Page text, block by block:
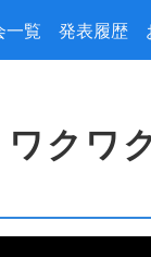
一覧 発表履歴
クワ